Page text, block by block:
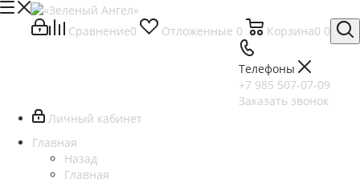
Сравнение0 Отложенные 0 Корзина0 0
Телефоны
+7 985 507-07-09
Заказать звонок
Личный кабинет
Главная
Назад
Главная